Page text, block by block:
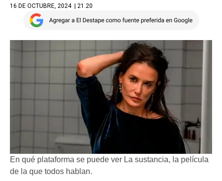
16 DE OCTUBRE, 2024 | 21.20
En qué plataforma se puede ver La sustancia, la película
de la que todos hablan.